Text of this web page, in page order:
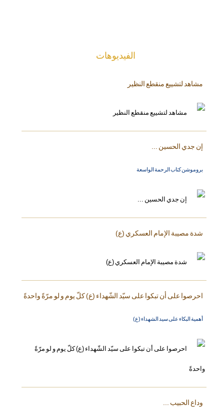
الفیدیوهات
مشاهد لتشييع منقطع النظير
إن جدي الحسين ...
بروموشن كتاب الرحمة الواسعة
شدة مصيبة الإمام العسكري (ع)
احرصوا على أن تبكوا على سيّد الشّهداء (ع) كلّ يوم و لو مرّةً واحدةً
أهمية البكاء على سيد الشهداء (ع)
وداع الحبيب ...